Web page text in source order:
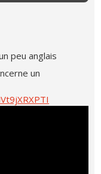
peu anglais
un